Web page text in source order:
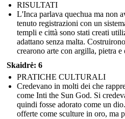
RISULTATI
L'Inca parlava quechua ma non
tenuto registrazioni con un
templi e città sono stati creati
adattano senza malta.
crearono arte con argilla, pietra e
Skaidrė: 6
PRATICHE CULTURALI
Credevano in molti dei che
come Inti the Sun God. Si
quindi fosse adorato come un
offerte come sculture in oro, ma